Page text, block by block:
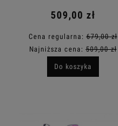
509,00 zł
Cena regularna:679,00 zł
Najniższa cena:509,00 zł
Do koszyka